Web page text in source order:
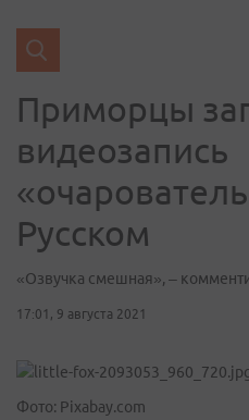
Приморцы
видеозапись
Русском
«Озвучка смешная», –
17:01, 9 августа 2021
Фото: Pixabay.com